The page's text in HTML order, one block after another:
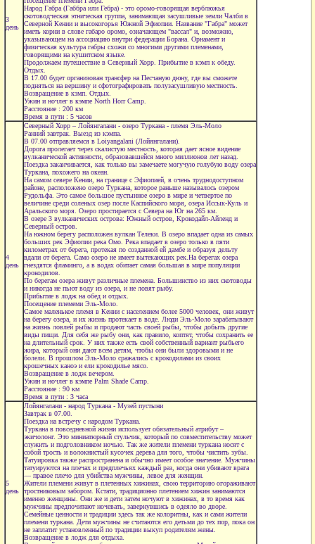
3
день
Народ Габра (Габбра или Гебра) - это оромо-говорящая верблюжья
скотоводческая этническая группа, занимающая засушливые земли Чалби в
Северной Кении и высокогорья Южной Эфиопии. Название "Габра" может
иметь корни в слове габаро оромо, означающем "вассал" и, возможно,
указывающем на ассоциацию внутри федерации Борана. Орнамент и
физическая культура габры схожи со многими другими племенами,
говорящими на кушитском языке.
Продолжаем путешествие в Северный Хорр. Прибытие в кэмп к обеду.
Отдых.
В 17.00 будет организован трансфер на Песчаную дюну, где вы сможете
подняться на вершину и сфотографировать полузасушливую местность.
Возвращение в кэмп. Отдых.
Ужин и ночлег в кэмпе North Horr Camp.
Расстояние : 200 км
Время в пути : 5 часов
4
день
Северный Хорр – Лойянгалани - озеро Туркана - племя Эль-Моло
Ранний завтрак. Выезд из кэмпа.
В 07.00 отправляемся в Loiyangalani (Лойянгалани).
Дорога пролегает через скалистую местность, которая дает ясное видение
вулканической активности, образовавшейся много миллионов лет назад.
Поездка заканчивается, как только вы замечаете могучую голубую воду озера
Туркана, похожего на океан.
На самом севере Кении, на границе с Эфиопией, в очень труднодоступном
районе, расположено озеро Туркана, которое раньше называлось озером
Рудольфа. Это самое большое пустынное озеро в мире и четвертое по
величине среди соленых озер после Каспийского моря, озера Иссык-Куль и
Аральского моря. Озеро простирается с Севера на Юг на 265 км.
В озере 3 вулканических острова: Южный остров, Крокодайл-Айленд и
Северный остров.
На южном берегу расположен вулкан Телеки. В озеро впадает одна из самых
больших рек Эфиопии река Омо. Река впадает в озеро только в пяти
километрах от берега, протекая по созданной ей дамбе и образуя дельту
вдали от берега. Само озеро не имеет вытекающих рек.На берегах озера
гнездятся фламинго, а в водах обитает самая большая в мире популяции
крокодилов.
По берегам озера живут различные племена. Большинство из них скотоводы
и никогда не пьют воду из озера, и не ловят рыбу.
Прибытие в лодж на обед и отдых.
Посещение племеми Эль-Моло.
Самое маленькое племя в Кении с населением более 5000 человек, они живут
на берегу озера, и их жизнь протекает в воде. Люди Эль-Моло зарабатывают
на жизнь ловлей рыбы и продают часть своей рыбы, чтобы добыть другие
виды пищи. Для себя же рыбу они, как правило, коптят, чтобы сохранить ее
на длительный срок. У них также есть свой собственный вариант рыбьего
жира, который они дают всем детям, чтобы они были здоровыми и не
болели. В прошлом Эль-Моло сражались с крокодилами из своих
крошечных каноэ и ели крокодилье мясо.
Возвращение в лодж вечером.
Ужин и ночлег в кэмпе Palm Shade Camp.
Расстояние : 90 км
Время в пути : 3 часа
5
день
Лойянгалани - народ Туркана - Музей пустыни
Завтрак в 07.00.
Поездка на встречу с народом Туркана.
Туркана в повседневной жизни использует обязательный атрибут –
экичолонг. Это миниатюрный стульчик, который по совместительству может
служить и подголовником ночью. Так же жители племени туркана носят с
собой трость и волокнистый кусочек дерева для того, чтобы чистить зубы.
Татуировка также распространена и обычно имеет особое значение. Мужчины
татуируются на плечах и предплечьях каждый раз, когда они убивают врага
— правое плечо для убийства мужчины, левое для женщин.
Жители племени живут в плетенных хижинах, свою территорию огораживают
тростниковым забором. Кстати, традиционно плетением хижин занимаются
именно женщины. Они же и дети затем ночуют в хижинах, в то время как
мужчины предпочитают ночевать, завернувшись в одеяло во дворе.
Семейные ценности и традиции здесь так же колоритны, как и сами жители
племени туркана. Дети мужчины не считаются его детьми до тех пор, пока он
не заплатит установленный по традиции выкуп родителям жены.
Возвращение в лодж для отдыха.